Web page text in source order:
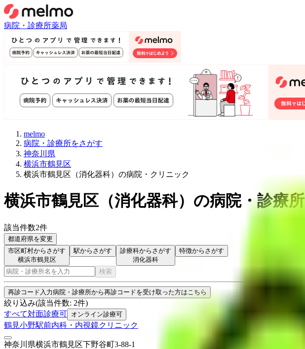
病院・診療所薬局
melmo
病院・診療所をさがす
神奈川県
横浜市鶴見区
横浜市鶴見区（消化器科）の病院・クリニック
横浜市鶴見区 （消化器科） の病院・診療所
該当件数2件
都道府県を変更
市区町村からさがす
横浜市鶴見区
駅からさがす
診療科からさがす
消化器科
特徴からさがす
検索
再診コード入力病院・診療所から再診コードを受け取った方はこちら
絞り込み(該当件数: 2件)
すべて対面診療可 オンライン診療可
鶴見小野駅前内科・内視鏡クリニック
神奈川県横浜市鶴見区下野谷町3-88-1